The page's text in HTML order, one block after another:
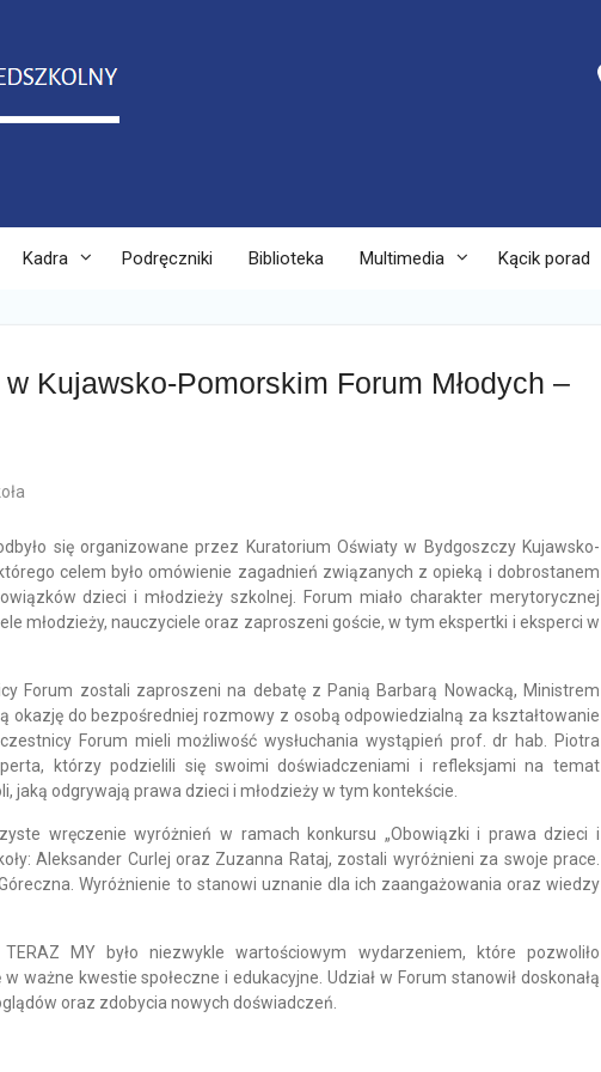
Kadra Podręczniki Biblioteka Multimedia Kącik porad
Kujawsko-Pomorskim Forum Młodych –
się organizowane przez Kuratorium Oświaty w Bydgoszczy Kujawsko-
celem było omówienie zagadnień związanych z opieką i dobrostanem
dzieci i młodzieży szkolnej. Forum miało charakter merytorycznej
młodzieży, nauczyciele oraz zaproszeni goście, w tym ekspertki i eksperci w
Forum zostali zaproszeni na debatę z Panią Barbarą Nowacką, Ministrem
okazję do bezpośredniej rozmowy z osobą odpowiedzialną za kształtowanie
Forum mieli możliwość wysłuchania wystąpień prof. dr hab. Piotra
którzy podzielili się swoimi doświadczeniami i refleksjami na temat
jaką odgrywają prawa dzieci i młodzieży w tym kontekście.
wręczenie wyróżnień w ramach konkursu „Obowiązki i prawa dzieci i
Aleksander Curlej oraz Zuzanna Rataj, zostali wyróżnieni za swoje prace.
Wyróżnienie to stanowi uznanie dla ich zaangażowania oraz wiedzy
MY było niezwykle wartościowym wydarzeniem, które pozwoliło
ważne kwestie społeczne i edukacyjne. Udział w Forum stanowił doskonałą
oraz zdobycia nowych doświadczeń.